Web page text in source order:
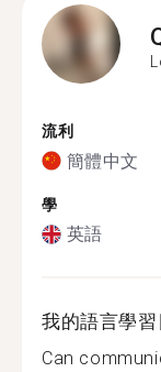
流利
簡體中文
學
英語
我的語言學習
Can